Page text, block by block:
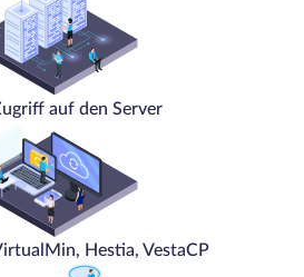
auf den Server
Hestia, VestaCP